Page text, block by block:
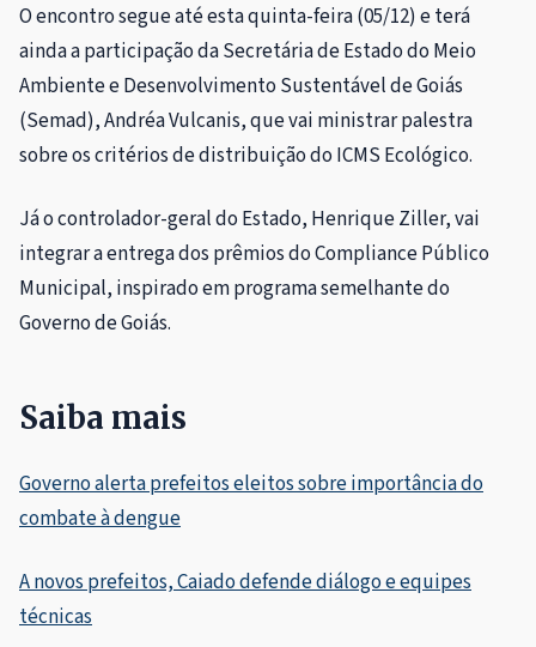
O encontro segue até esta quinta-feira (05/12) e terá
ainda a participação da Secretária de Estado do Meio
Ambiente e Desenvolvimento Sustentável de Goiás
(Semad), Andréa Vulcanis, que vai ministrar palestra
sobre os critérios de distribuição do ICMS Ecológico.
Já o controlador-geral do Estado, Henrique Ziller, vai
integrar a entrega dos prêmios do Compliance Público
Municipal, inspirado em programa semelhante do
Governo de Goiás.
Saiba mais
Governo alerta prefeitos eleitos sobre importância do
combate à dengue
A novos prefeitos, Caiado defende diálogo e equipes
técnicas